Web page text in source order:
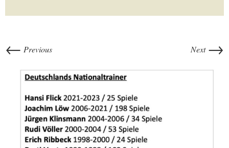
← Previous Next →